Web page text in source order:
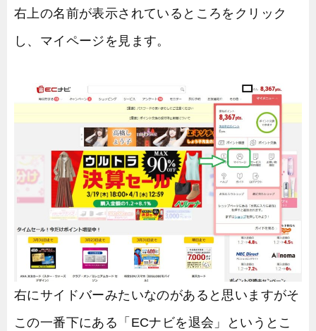
右上の名前が表示されているところをクリック
し、マイページを見ます。
右にサイドバーみたいなのがあると思いますがそ
この一番下にある「ECナビを退会」というとこ